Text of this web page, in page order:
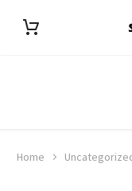
Home